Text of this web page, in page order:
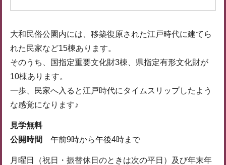
大和民俗公園内には、移築復原された江戸時代に建てら
れた民家など15棟あります。
そのうち、国指定重要文化財3棟、県指定有形文化財が
10棟あります。
一歩、民家へ入ると江戸時代にタイムスリップしたよう
な感覚になります♪
見学無料
公開時間
午前9時から午後4時まで
月曜日（祝日・振替休日のときは次の平日）及び年末年